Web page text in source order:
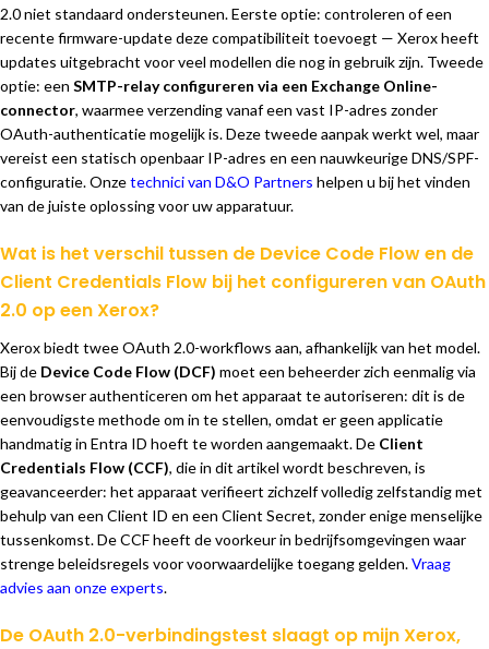
2.0 niet standaard ondersteunen. Eerste optie: controleren of een
recente firmware-update deze compatibiliteit toevoegt — Xerox heeft
updates uitgebracht voor veel modellen die nog in gebruik zijn. Tweede
optie: een SMTP-relay configureren via een Exchange Online-
connector, waarmee verzending vanaf een vast IP-adres zonder
OAuth-authenticatie mogelijk is. Deze tweede aanpak werkt wel, maar
vereist een statisch openbaar IP-adres en een nauwkeurige DNS/SPF-
configuratie. Onzetechnici van D&O Partners helpen u bij het vinden
van de juiste oplossing voor uw apparatuur.
Wat is het verschil tussen de Device Code Flow en de
Client Credentials Flow bij het configureren van OAuth
2.0 op een Xerox?
Xerox biedt twee OAuth 2.0-workflows aan, afhankelijk van het model.
Bij de Device Code Flow (DCF) moet een beheerder zich eenmalig via
een browser authenticeren om het apparaat te autoriseren: dit is de
eenvoudigste methode om in te stellen, omdat er geen applicatie
handmatig in Entra ID hoeft te worden aangemaakt. De Client
Credentials Flow (CCF), die in dit artikel wordt beschreven, is
geavanceerder: het apparaat verifieert zichzelf volledig zelfstandig met
behulp van een Client ID en een Client Secret, zonder enige menselijke
tussenkomst. De CCF heeft de voorkeur in bedrijfsomgevingen waar
strenge beleidsregels voor voorwaardelijke toegang gelden.Vraag
advies aan onze experts.
De OAuth 2.0-verbindingstest slaagt op mijn Xerox,